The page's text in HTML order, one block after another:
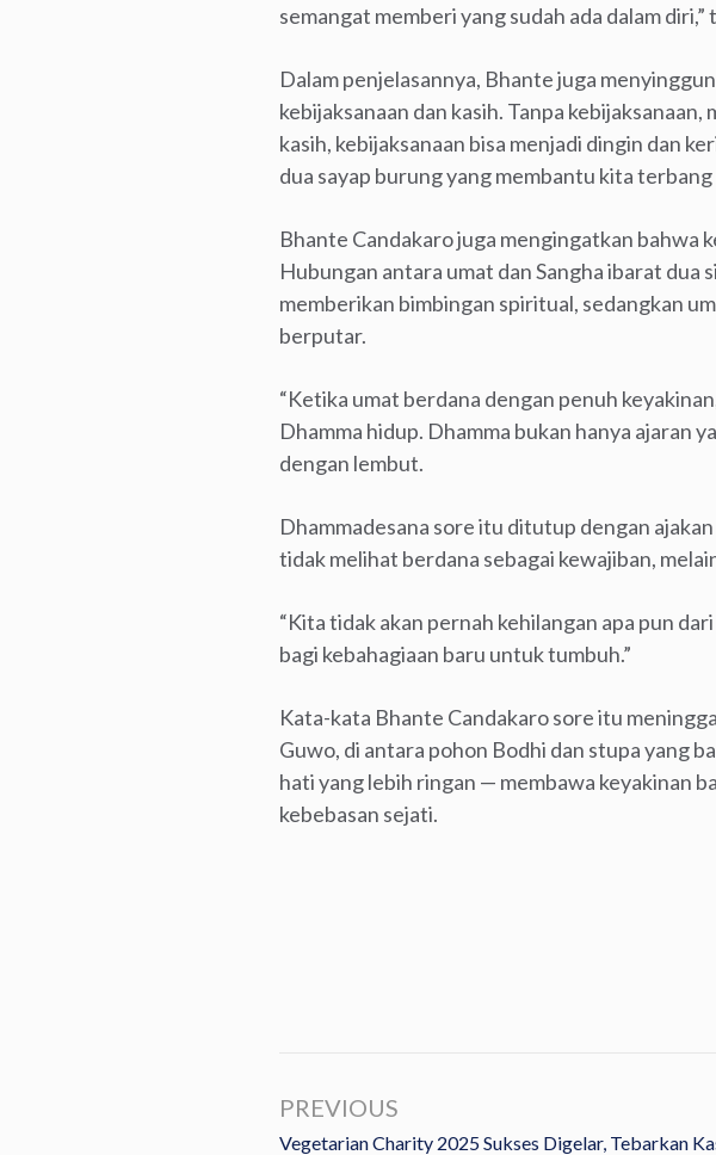
semangat memberi yang sudah ada dalam
Dalam penjelasannya, Bhante juga
kebijaksanaan dan kasih. Tanpa
kasih, kebijaksanaan bisa menjadi dingin dan
dua sayap burung yang membantu kita
Bhante Candakaro juga mengingatkan bahwa
Hubungan antara umat dan Sangha ibarat dua
memberikan bimbingan spiritual, sedangkan
berputar.
“Ketika umat berdana dengan penuh
Dhamma hidup. Dhamma bukan hanya ajaran
dengan lembut.
Dhammadesana sore itu ditutup dengan
tidak melihat berdana sebagai kewajiban,
“Kita tidak akan pernah kehilangan apa pun
bagi kebahagiaan baru untuk tumbuh.”
Kata-kata Bhante Candakaro sore itu
Guwo, di antara pohon Bodhi dan stupa yang
hati yang lebih ringan — membawa keyakinan
kebebasan sejati.
PREVIOUS
Vegetarian Charity 2025 Sukses Digelar, Tebarkan